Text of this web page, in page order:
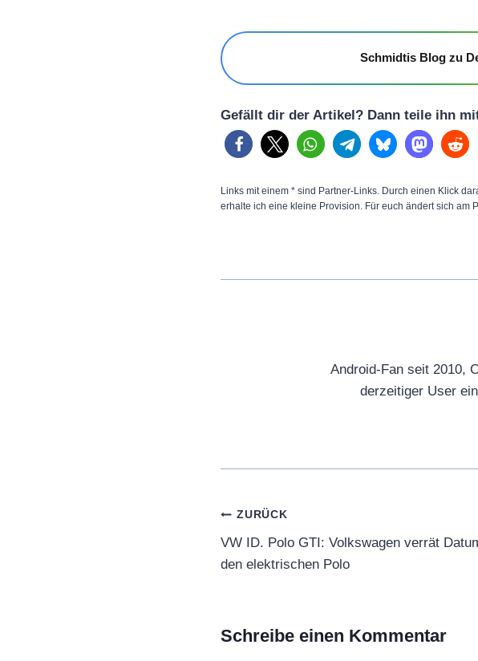
Schmidtis Blog zu
Gefällt dir der Artikel? Dann teile ihn
Links mit einem * sind Partner-Links. Durch einen Klick
erhalte ich eine kleine Provision. Für euch ändert sich am
Android-Fan seit 2010,
derzeitiger User
Beitragsnavigation
ZURÜCK
VW ID. Polo GTI: Volkswagen verrät
den elektrischen Polo
Schreibe einen Kommentar